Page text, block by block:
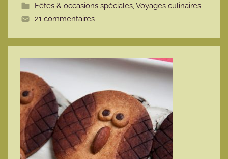
t
e
Fêtes & occasions spéciales,Voyages culinaires
21 commentaires